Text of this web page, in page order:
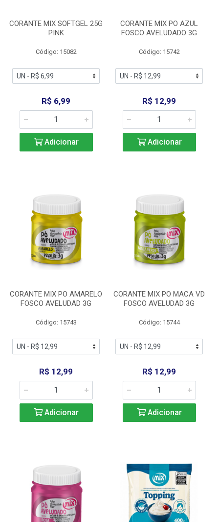
CORANTE MIX SOFTGEL 25G
PINK
Código: 15082
R$ 6,99
Adicionar
CORANTE MIX PO AZUL
FOSCO AVELUDADO 3G
Código: 15742
R$ 12,99
Adicionar
CORANTE MIX PO AMARELO
FOSCO AVELUDAD 3G
Código: 15743
R$ 12,99
Adicionar
CORANTE MIX PO MACA VD
FOSCO AVELUDAD 3G
Código: 15744
R$ 12,99
Adicionar